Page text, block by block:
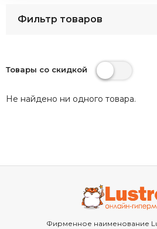
Фильтр товаров
Товары со скидкой
Не найдено ни одного товара.
Фирменное наименование